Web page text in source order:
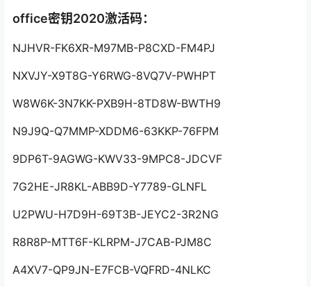
office密钥2020激活码：
NJHVR-FK6XR-M97MB-P8CXD-FM4PJ
NXVJY-X9T8G-Y6RWG-8VQ7V-PWHPT
W8W6K-3N7KK-PXB9H-8TD8W-BWTH9
N9J9Q-Q7MMP-XDDM6-63KKP-76FPM
9DP6T-9AGWG-KWV33-9MPC8-JDCVF
7G2HE-JR8KL-ABB9D-Y7789-GLNFL
U2PWU-H7D9H-69T3B-JEYC2-3R2NG
R8R8P-MTT6F-KLRPM-J7CAB-PJM8C
A4XV7-QP9JN-E7FCB-VQFRD-4NLKC